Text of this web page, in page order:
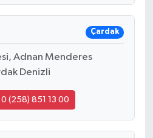
Çardak
Adnan Menderes
Denizli
0 (258) 851 13 00